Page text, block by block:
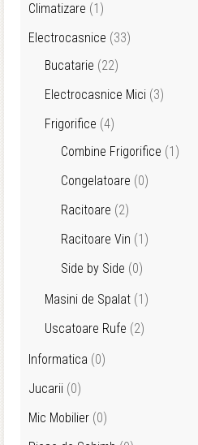
Climatizare (1)
Electrocasnice (33)
Bucatarie (22)
Electrocasnice Mici (3)
Frigorifice (4)
Combine Frigorifice (1)
Congelatoare (0)
Racitoare (2)
Racitoare Vin (1)
Side by Side (0)
Masini de Spalat (1)
Uscatoare Rufe (2)
Informatica (0)
Jucarii (0)
Mic Mobilier (0)